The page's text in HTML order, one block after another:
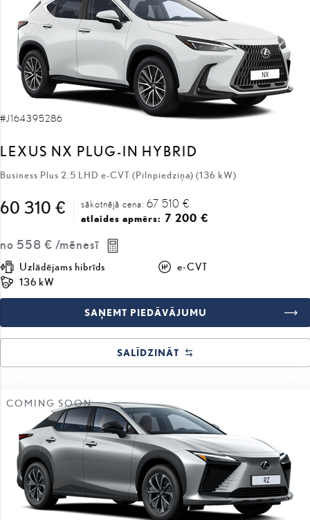
#J164395286
LEXUS NX PLUG-IN HYBRID
Business Plus 2.5 LHD e-CVT (Pilnpiedziņa) (136 kW)
60 310 € sākotnējā cena: 67 510 €
atlaides apmērs: 7 200 €
no 558 € /mēnesī
Uzlādējams hibrīds
e-CVT
136 kW
SAŅEMT PIEDĀVĀJUMU
SALĪDZINĀT
COMING SOON